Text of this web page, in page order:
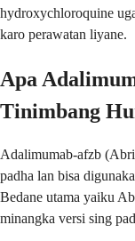
hydroxychloroquine
karo perawatan liyane.
Apa
Tinimbang
Adalimumab-afzb
padha lan bisa
Bedane utama yaiku
minangka versi sing